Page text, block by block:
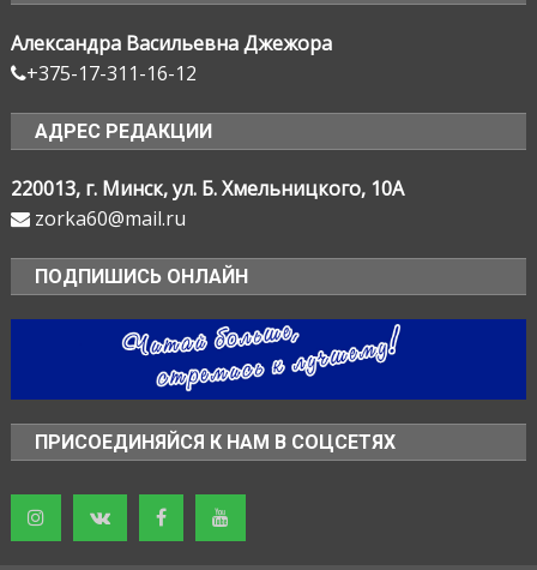
Александра Васильевна Джежора
+375-17-311-16-12
АДРЕС РЕДАКЦИИ
220013, г. Минск, ул. Б. Хмельницкого, 10А
zorka60@mail.ru
ПОДПИШИСЬ ОНЛАЙН
ПРИСОЕДИНЯЙСЯ К НАМ В СОЦСЕТЯХ